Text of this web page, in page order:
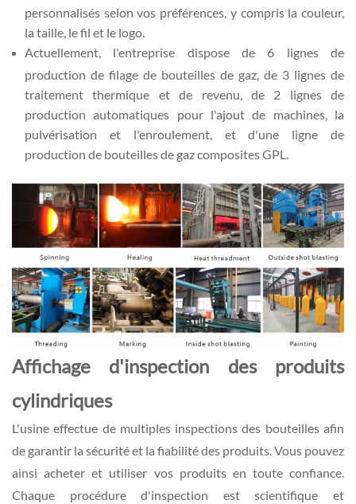
personnalisés selon vos préférences, y compris la couleur,
la taille, le fil et le logo.
Actuellement, l'entreprise dispose de 6 lignes de
production de filage de bouteilles de gaz, de 3 lignes de
traitement thermique et de revenu, de 2 lignes de
production automatiques pour l'ajout de machines, la
pulvérisation et l'enroulement, et d'une ligne de
production de bouteilles de gaz composites GPL.
Affichage d'inspection des produits
cylindriques
L'usine effectue de multiples inspections des bouteilles afin
de garantir la sécurité et la fiabilité des produits. Vous pouvez
ainsi acheter et utiliser vos produits en toute confiance.
Chaque procédure d'inspection est scientifique et